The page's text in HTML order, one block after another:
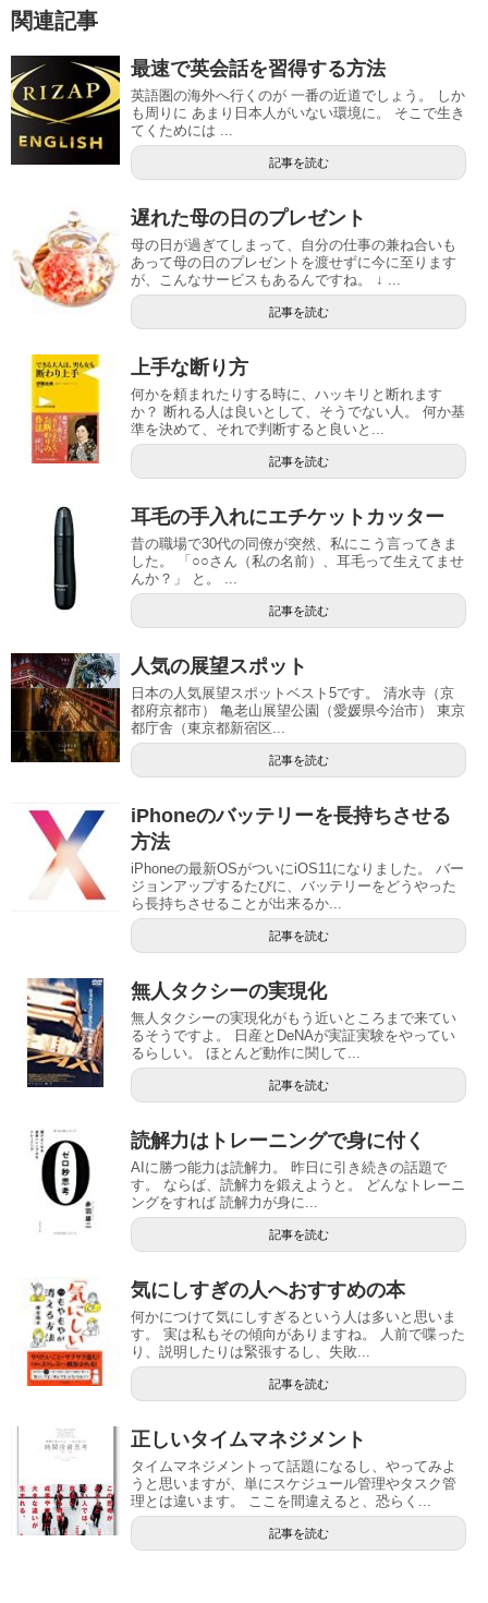
関連記事
最速で英会話を習得する方法
英語圏の海外へ行くのが 一番の近道でしょう。 しか
も周りに あまり日本人がいない環境に。 そこで生き
てくためには ...
記事を読む
遅れた母の日のプレゼント
母の日が過ぎてしまって、自分の仕事の兼ね合いも
あって母の日のプレゼントを渡せずに今に至ります
が、こんなサービスもあるんですね。 ↓ ...
記事を読む
上手な断り方
何かを頼まれたりする時に、ハッキリと断れます
か？ 断れる人は良いとして、そうでない人。 何か基
準を決めて、それで判断すると良いと...
記事を読む
耳毛の手入れにエチケットカッター
昔の職場で30代の同僚が突然、私にこう言ってきま
した。 「○○さん（私の名前）、耳毛って生えてませ
んか？」 と。 ...
記事を読む
人気の展望スポット
日本の人気展望スポットベスト5です。 清水寺（京
都府京都市） 亀老山展望公園（愛媛県今治市） 東京
都庁舎（東京都新宿区...
記事を読む
iPhoneのバッテリーを長持ちさせる
方法
iPhoneの最新OSがついにiOS11になりました。 バー
ジョンアップするたびに、バッテリーをどうやった
ら長持ちさせることが出来るか...
記事を読む
無人タクシーの実現化
無人タクシーの実現化がもう近いところまで来てい
るそうですよ。 日産とDeNAが実証実験をやってい
るらしい。 ほとんど動作に関して...
記事を読む
読解力はトレーニングで身に付く
AIに勝つ能力は読解力。 昨日に引き続きの話題で
す。 ならば、読解力を鍛えようと。 どんなトレーニ
ングをすれば 読解力が身に...
記事を読む
気にしすぎの人へおすすめの本
何かにつけて気にしすぎるという人は多いと思いま
す。 実は私もその傾向がありますね。 人前で喋った
り、説明したりは緊張するし、失敗...
記事を読む
正しいタイムマネジメント
タイムマネジメントって話題になるし、やってみよ
うと思いますが、単にスケジュール管理やタスク管
理とは違います。 ここを間違えると、恐らく...
記事を読む